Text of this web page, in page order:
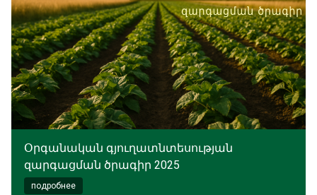
Օրգանական գյուղատնտեսության
զարգացման ծրագիր 2025
подробнее